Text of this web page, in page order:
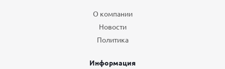
О компании
Новости
Политика
Информация